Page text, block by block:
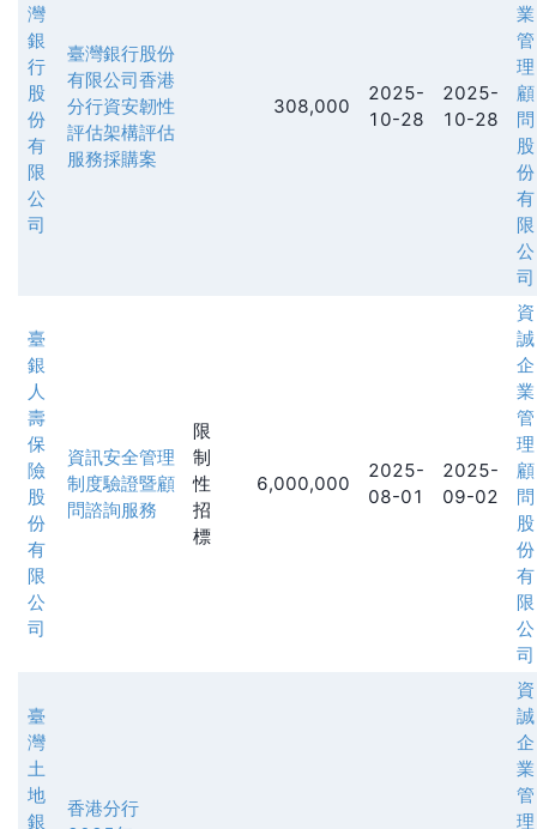
灣
銀
行
股
份
有
限
公
司
臺灣銀行股份
有限公司香港
分行資安韌性
評估架構評估
服務採購案
308,000
2025-
10-28
2025-
10-28
業
管
理
顧
問
股
份
有
限
公
司
臺
銀
人
壽
保
險
股
份
有
限
公
司
資訊安全管理
制度驗證暨顧
問諮詢服務
限
制
性
招
標
6,000,000
2025-
08-01
2025-
09-02
資
誠
企
業
管
理
顧
問
股
份
有
限
公
司
臺
灣
土
地
銀
香港分行
資
誠
企
業
管
理